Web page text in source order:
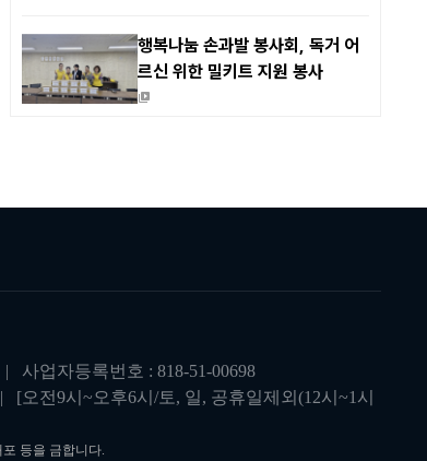
행복나눔 손과발 봉사회, 독거 어
르신 위한 밀키트 지원 봉사
업자등록번호 : 818-51-00698
전9시~오후6시/토, 일, 공휴일제외(12시~1시
등을 금합니다.